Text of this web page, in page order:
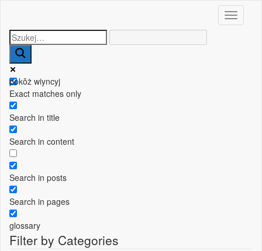
Toggle
pokŏż wiyncyj
Exact matches only
Search in title
Search in content
Search in posts
Search in pages
glossary
Filter by Categories